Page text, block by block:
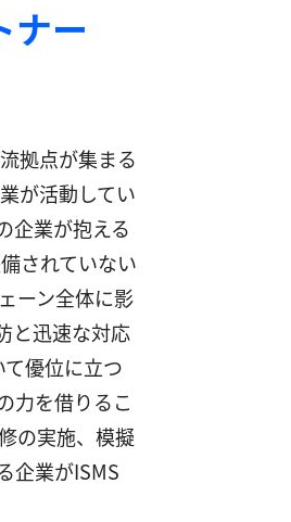
ナー
拠点が集まる
が活動してい
企業が抱える
されていない
ーン全体に影
と迅速な対応
優位に立つ
力を借りるこ
の実施、模擬
企業がISMS